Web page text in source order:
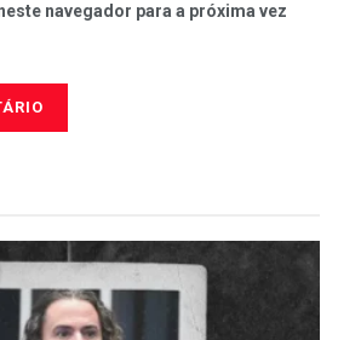
navegador para a próxima vez